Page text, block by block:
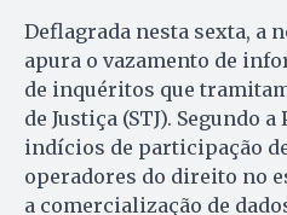
Deflagrada nesta sexta, a
apura o vazamento de
de inquéritos que
de Justiça (STJ). Segundo
indícios de participação
operadores do direito no
a comercialização de